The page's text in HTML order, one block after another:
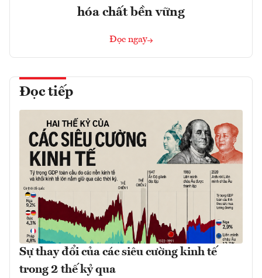
hóa chất bền vững
Đọc ngay
Đọc tiếp
Sự thay đổi của các siêu cường kinh tế
trong 2 thế kỷ qua